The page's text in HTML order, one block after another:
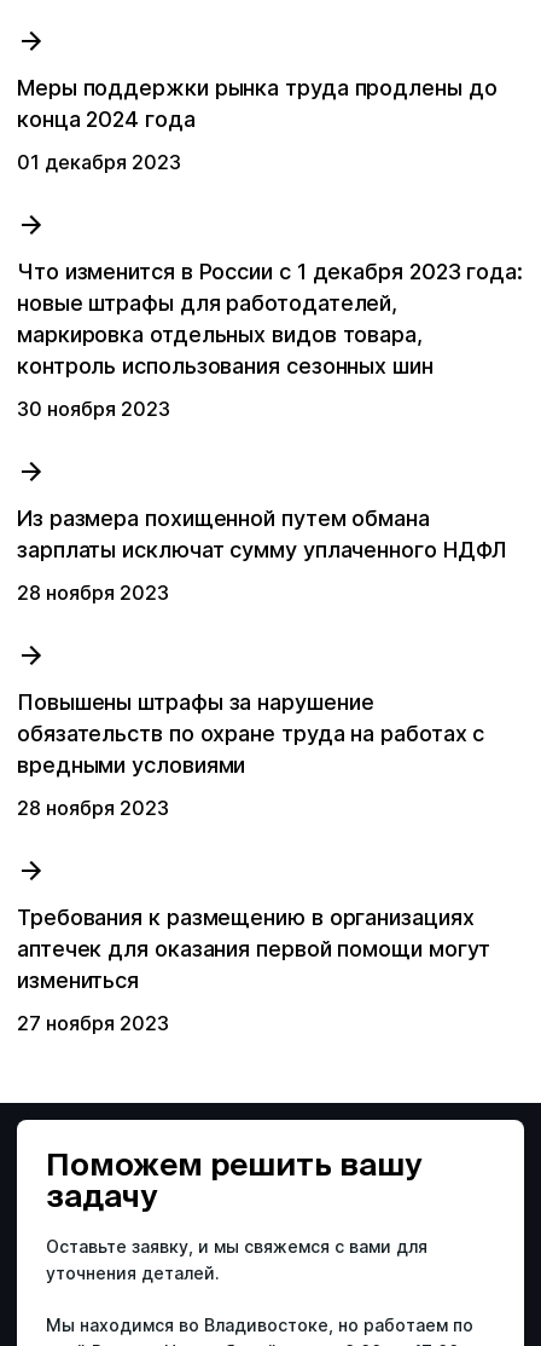
Последние поисковые запросы
Вы пока ничего не искали.
Меры поддержки рынка труда продлены до
конца 2024 года
01 декабря 2023
Что изменится в России с 1 декабря 2023 года:
новые штрафы для работодателей,
маркировка отдельных видов товара,
контроль использования сезонных шин
30 ноября 2023
Из размера похищенной путем обмана
зарплаты исключат сумму уплаченного НДФЛ
28 ноября 2023
Повышены штрафы за нарушение
обязательств по охране труда на работах с
вредными условиями
28 ноября 2023
Требования к размещению в организациях
аптечек для оказания первой помощи могут
измениться
27 ноября 2023
Поможем решить вашу
задачу
Оставьте заявку, и мы свяжемся с вами для
уточнения деталей.
Мы находимся во Владивостоке, но работаем по